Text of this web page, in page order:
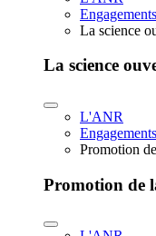
Engagements
La science
La science
L'ANR
Engagements
Promotion
Promotion de